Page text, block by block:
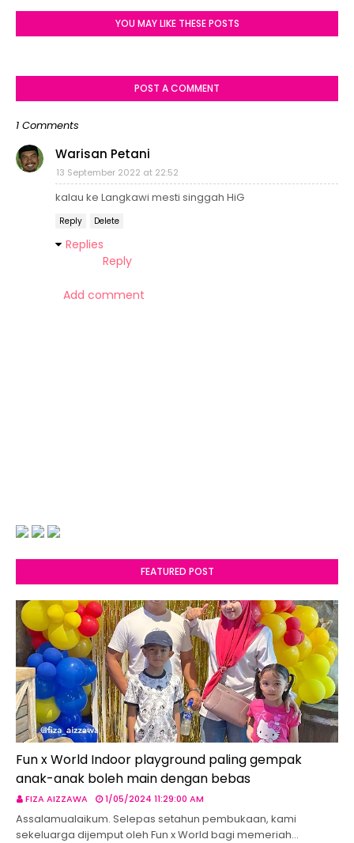
YOU MAY LIKE THESE POSTS
POST A COMMENT
1 Comments
Warisan Petani
13 September 2022 at 22:52
kalau ke Langkawi mesti singgah HiG
Reply Delete
Replies
Reply
Add comment
FEATURED POST
Fun x World Indoor playground paling gempak
anak-anak boleh main dengan bebas
FIZA AIZZAWA 1/05/2024 11:29:00 AM
Assalamualaikum. Selepas setahun pembukaan, kami
sekeluarga dijemput oleh Fun x World bagi memeriah…